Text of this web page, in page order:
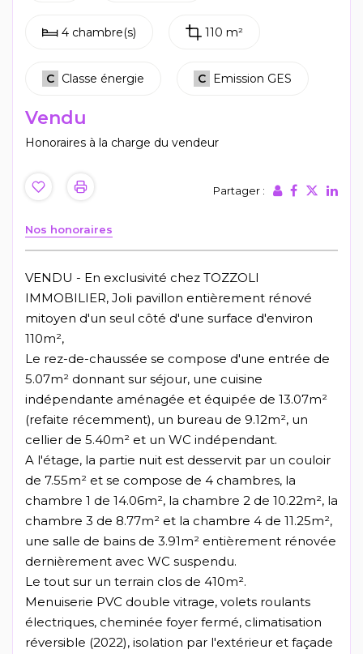
4 chambre(s) 110 m²
C Classe énergie C Emission GES
Vendu
Honoraires à la charge du vendeur
Partager :
Nos honoraires
VENDU - En exclusivité chez TOZZOLI
IMMOBILIER, Joli pavillon entièrement rénové
mitoyen d'un seul côté d'une surface d'environ
110m²,
Le rez-de-chaussée se compose d'une entrée de
5.07m² donnant sur séjour, une cuisine
indépendante aménagée et équipée de 13.07m²
(refaite récemment), un bureau de 9.12m², un
cellier de 5.40m² et un WC indépendant.
A l'étage, la partie nuit est desservit par un couloir
de 7.55m² et se compose de 4 chambres, la
chambre 1 de 14.06m², la chambre 2 de 10.22m², la
chambre 3 de 8.77m² et la chambre 4 de 11.25m²,
une salle de bains de 3.91m² entièrement rénovée
dernièrement avec WC suspendu.
Le tout sur un terrain clos de 410m².
Menuiserie PVC double vitrage, volets roulants
électriques, cheminée foyer fermé, climatisation
réversible (2022), isolation par l'extérieur et façade